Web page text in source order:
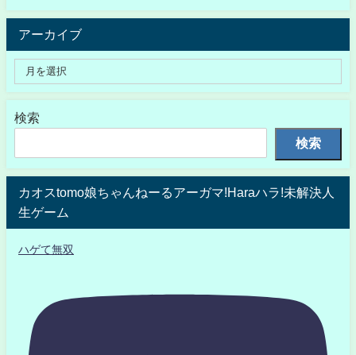
アーカイブ
検索
検索
カオスtomo娘ちゃんねーるアーガマ!Haraハラ!未解決人
生ゲーム
ハゲて無双